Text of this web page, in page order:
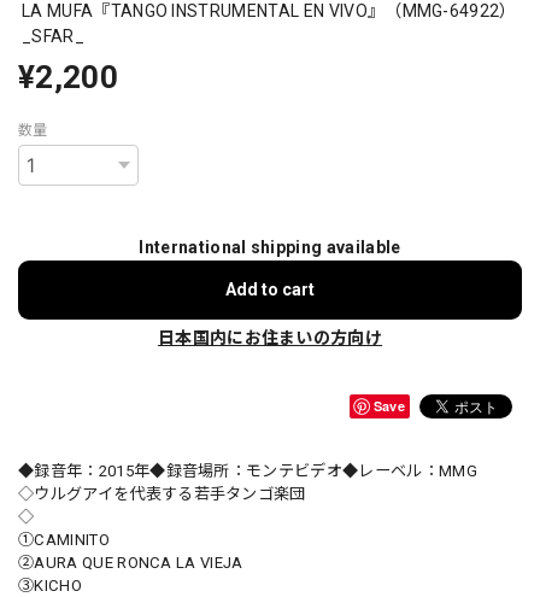
LA MUFA『TANGO INSTRUMENTAL EN VIVO』（MMG-64922）
_SFAR_
¥2,200
数量
International shipping available
Add to cart
日本国内にお住まいの方向け
Save
◆録音年：2015年◆録音場所：モンテビデオ◆レーベル：MMG
◇ウルグアイを代表する若手タンゴ楽団
◇
①CAMINITO
②AURA QUE RONCA LA VIEJA
③KICHO